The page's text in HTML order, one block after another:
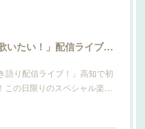
8/7(金)20:30〜「高知の城下で歌いたい！」配信ライブ開催！詳細はこちら！
語り配信ライブ！」高知で初
の日限りのスペシャル楽…